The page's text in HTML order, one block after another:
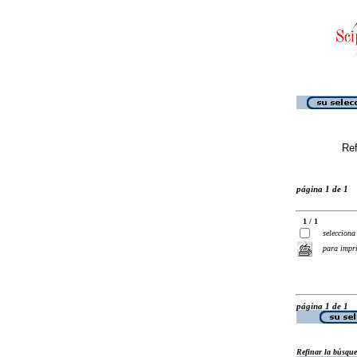
página 1 de 1
1 / 1
selecciona
para
página 1 de 1
Refinar la